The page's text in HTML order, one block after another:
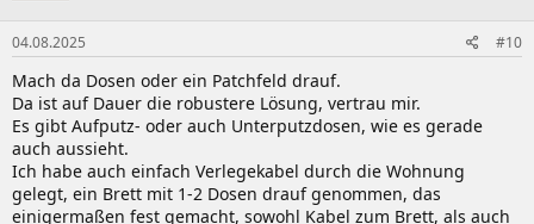
04.08.2025 #10
Mach da Dosen oder ein Patchfeld drauf.
Da ist auf Dauer die robustere Lösung, vertrau mir.
Es gibt Aufputz- oder auch Unterputzdosen, wie es gerade
auch aussieht.
Ich habe auch einfach Verlegekabel durch die Wohnung
gelegt, ein Brett mit 1-2 Dosen drauf genommen, das
einigermaßen fest gemacht, sowohl Kabel zum Brett, als auch